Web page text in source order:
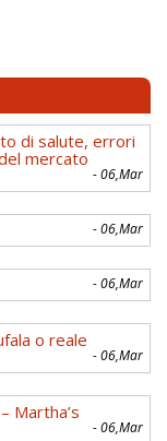
di salute, errori
mercato
- 06,Mar
- 06,Mar
- 06,Mar
o reale
- 06,Mar
Martha’s
- 06,Mar